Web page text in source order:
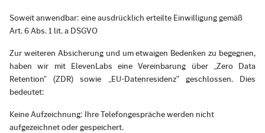
Soweit anwendbar: eine ausdrücklich erteilte Einwilligung gemäß
Art. 6 Abs. 1 lit. a DSGVO
Zur weiteren Absicherung und um etwaigen Bedenken zu begegnen,
haben wir mit ElevenLabs eine Vereinbarung über „Zero Data
Retention" (ZDR) sowie „EU-Datenresidenz" geschlossen. Dies
bedeutet:
Keine Aufzeichnung: Ihre Telefongespräche werden nicht
aufgezeichnet oder gespeichert.